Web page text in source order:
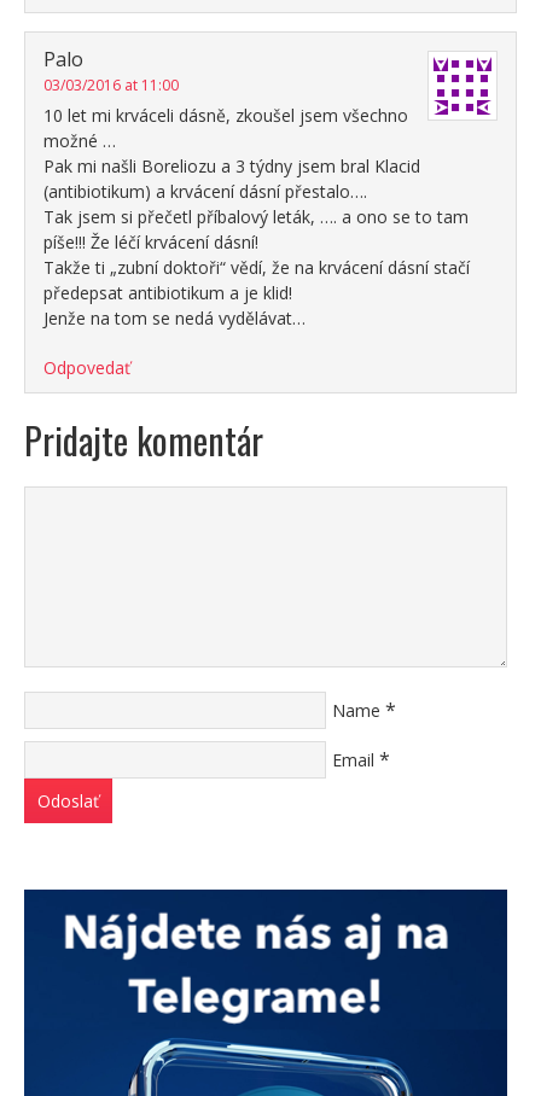
Palo
03/03/2016 at 11:00
10 let mi krváceli dásně, zkoušel jsem všechno
možné …
Pak mi našli Boreliozu a 3 týdny jsem bral Klacid
(antibiotikum) a krvácení dásní přestalo….
Tak jsem si přečetl příbalový leták, …. a ono se to tam
píše!!! Že léčí krvácení dásní!
Takže ti „zubní doktoři“ vědí, že na krvácení dásní stačí
předepsat antibiotikum a je klid!
Jenže na tom se nedá vydělávat…
Odpovedať
Pridajte komentár
Name *
Email *